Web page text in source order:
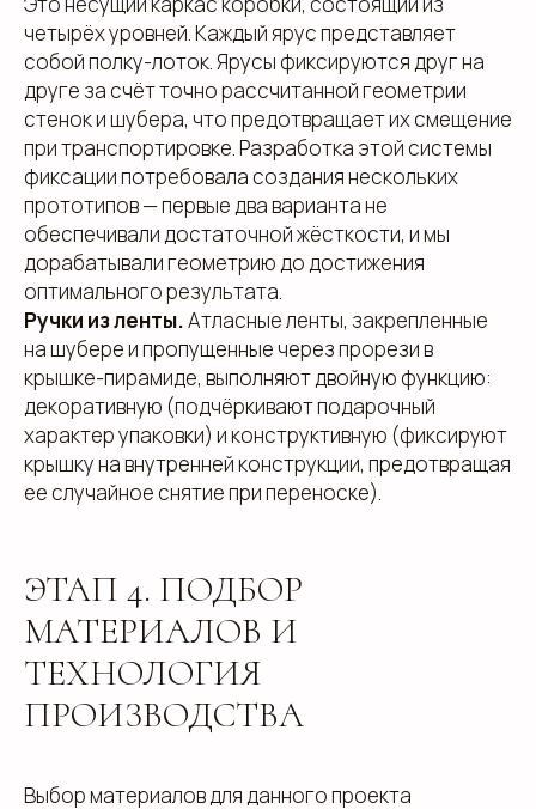
четырёх уровней. Каждый ярус представляет
собой полку-лоток. Ярусы фиксируются друг на
друге за счёт точно рассчитанной геометрии
стенок и шубера, что предотвращает их смещение
при транспортировке. Разработка этой системы
фиксации потребовала создания нескольких
прототипов — первые два варианта не
обеспечивали достаточной жёсткости, и мы
дорабатывали геометрию до достижения
оптимального результата.
Ручки из ленты.Атласные ленты, закрепленные
на шубере и пропущенные через прорези в
крышке-пирамиде, выполняют двойную функцию:
декоративную (подчёркивают подарочный
характер упаковки) и конструктивную (фиксируют
крышку на внутренней конструкции, предотвращая
ее случайное снятие при переноске).
ЭТАП 4. ПОДБОР
МАТЕРИАЛОВ И
ТЕХНОЛОГИЯ
ПРОИЗВОДСТВА
Выбор материалов для данного проекта